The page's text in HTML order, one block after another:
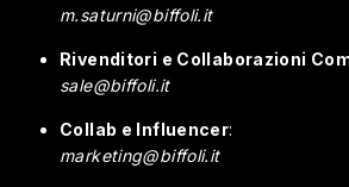
m.saturni@biffoli.it
Rivenditori e Collaborazioni
sale@biffoli.it
Collab e Influencer:
marketing@biffoli.it